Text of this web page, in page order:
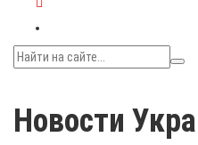
Новости